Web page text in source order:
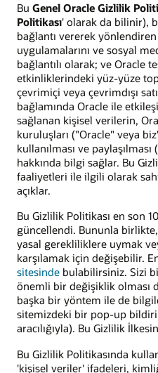
Bu Genel Oracle Gizlilik
Politikası' olarak da bilinir),
bağlantı vererek
uygulamalarını ve sosyal
bağlantılı olarak; ve Oracle
etkinliklerindeki yüz-yüze
çevrimiçi veya çevrimdışı
bağlamında Oracle ile
sağlanan kişisel verilerin,
kuruluşları ("Oracle" veya
kullanılması ve
hakkında bilgi sağlar. Bu
faaliyetleri ile ilgili olarak
açıklar.
Bu Gizlilik Politikası en son
güncellendi. Bununla
yasal gerekliliklere uymak
karşılamak için değişebilir.
sitesinde bulabilirsiniz. Sizi
önemli bir değişiklik olması
başka bir yöntem ile de
sitemizdeki bir pop-up
aracılığıyla). Bu Gizlilik
Bu Gizlilik Politikasında
'kişisel veriler' ifadeleri,